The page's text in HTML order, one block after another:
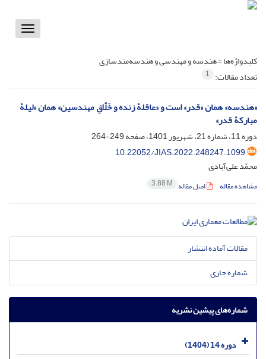
Toggle
کلیدواژه‌ها =هندسه و مهندسی و هندسه‌مندسازی
تعداد مقالات: 1
«هندسه» همان «قدر» است و «عاقلۀ زنده و خَلّاقِ مهندسین» همان «لیلۀ
مبارکۀ قدر»
دوره 11، شماره 21، شهریور 1401، صفحه
249-264
10.22052/JIAS.2022.248247.1099
محمّد علی‌آبادی
مشاهده مقاله اصل مقاله 3.88 M
مقالات آماده انتشار
شماره جاری
شماره‌های پیشین نشریه
دوره 14 (1404)